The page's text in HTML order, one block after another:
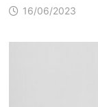
16/06/2023